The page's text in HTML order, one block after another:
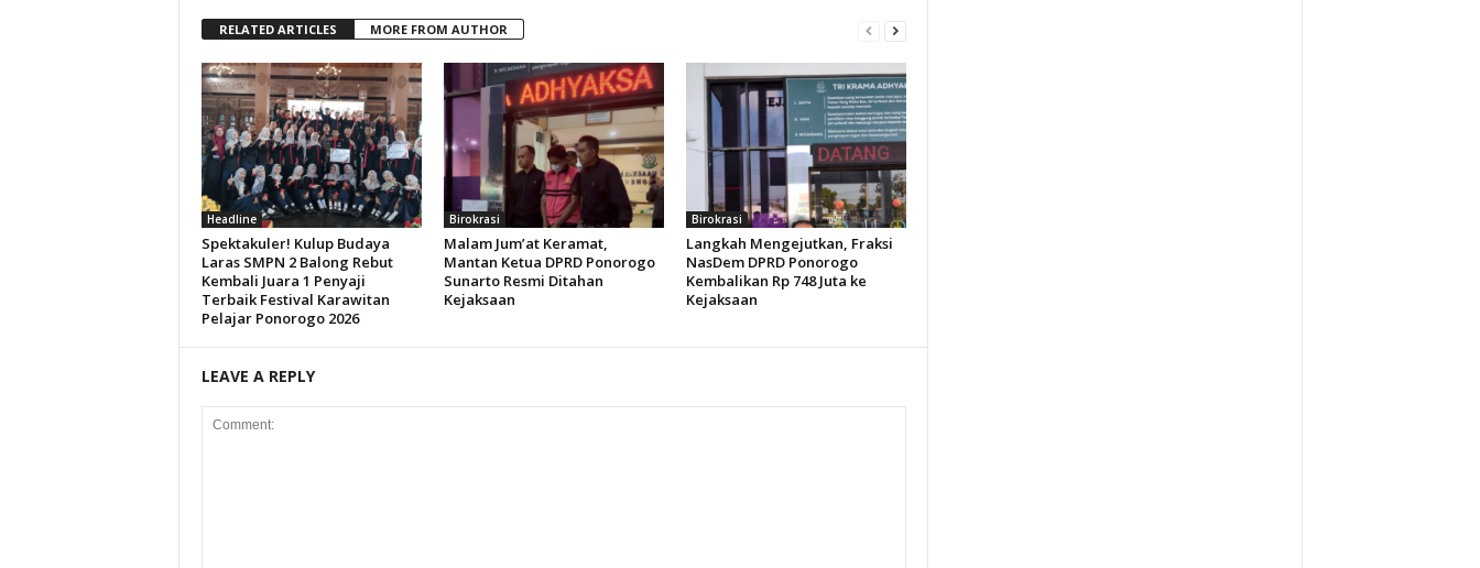
RELATED ARTICLES MORE FROM AUTHOR
Headline
Spektakuler! Kulup Budaya
Laras SMPN 2 Balong Rebut
Kembali Juara 1 Penyaji
Terbaik Festival Karawitan
Pelajar Ponorogo 2026
Birokrasi
Malam Jum’at Keramat,
Mantan Ketua DPRD Ponorogo
Sunarto Resmi Ditahan
Kejaksaan
Birokrasi
Langkah Mengejutkan, Fraksi
NasDem DPRD Ponorogo
Kembalikan Rp 748 Juta ke
Kejaksaan
LEAVE A REPLY